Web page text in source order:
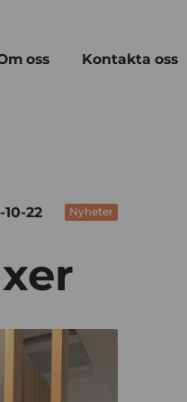
oss Kontakta oss
10-22 Nyheter